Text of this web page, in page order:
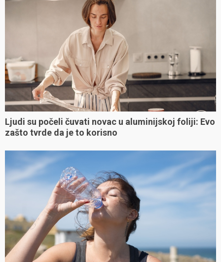
Ljudi su počeli čuvati novac u aluminijskoj foliji: Evo
zašto tvrde da je to korisno